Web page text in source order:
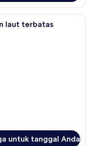
balkon,
laut terbatas
untuk tanggal Anda